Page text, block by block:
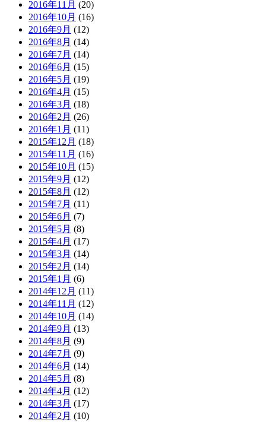
2016年11月 (20)
2016年10月 (16)
2016年9月 (12)
2016年8月 (14)
2016年7月 (14)
2016年6月 (15)
2016年5月 (19)
2016年4月 (15)
2016年3月 (18)
2016年2月 (26)
2016年1月 (11)
2015年12月 (18)
2015年11月 (16)
2015年10月 (15)
2015年9月 (12)
2015年8月 (12)
2015年7月 (11)
2015年6月 (7)
2015年5月 (8)
2015年4月 (17)
2015年3月 (14)
2015年2月 (14)
2015年1月 (6)
2014年12月 (11)
2014年11月 (12)
2014年10月 (14)
2014年9月 (13)
2014年8月 (9)
2014年7月 (9)
2014年6月 (14)
2014年5月 (8)
2014年4月 (12)
2014年3月 (17)
2014年2月 (10)